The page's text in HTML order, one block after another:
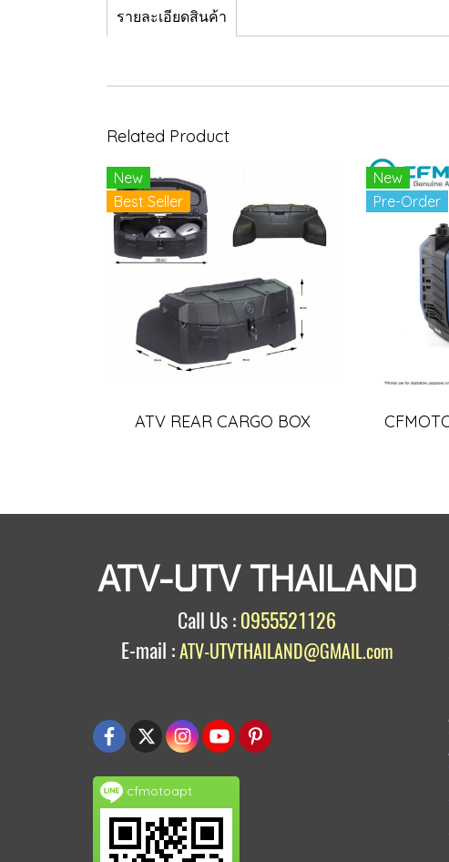
รายละเอียดสินค้า
Related Product
New
Best Seller
ATV REAR CARGO BOX
New
Pre-Order
ATV-UTV THAILAND
Call Us : 0955521126
E-mail :ATV-UTVTHAILAND@GMAIL.com
cfmotoapt